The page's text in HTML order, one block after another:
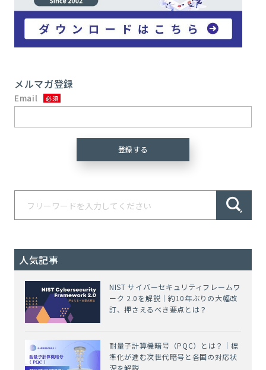
メルマガ登録
Email
人気記事
NIST サイバーセキュリティフレームワ
ーク 2.0を解説｜約10年ぶりの大幅改
訂、押さえるべき要点とは？
耐量子計算機暗号（PQC）とは？｜標
準化が進む次世代暗号と各国の対応状
況を解説